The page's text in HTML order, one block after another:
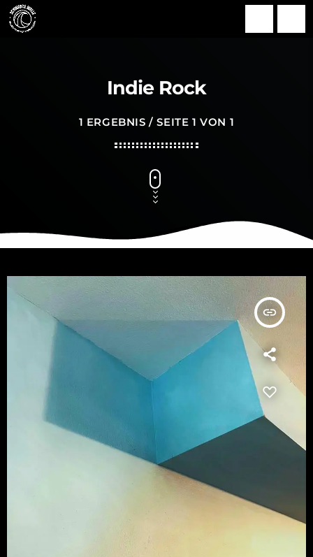
Indie Rock
1 ERGEBNIS / SEITE 1 VON 1
insert_link